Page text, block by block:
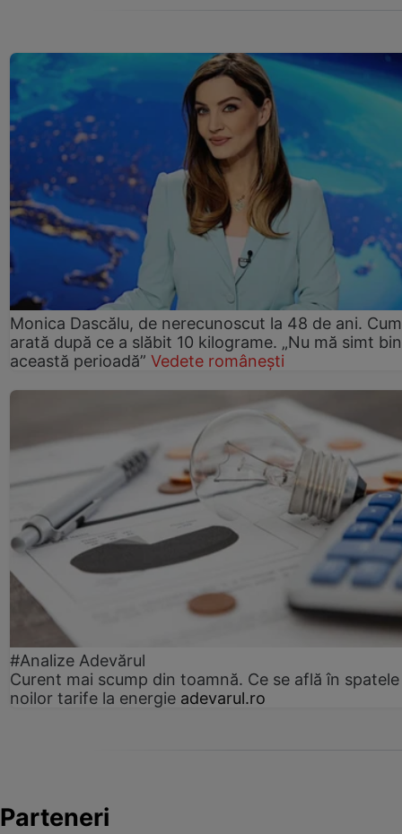
Monica Dascălu, de nerecunoscut la 48 de ani. Cum
arată după ce a slăbit 10 kilograme. „Nu mă simt
această perioadă” Vedete românești
#Analize Adevărul
Curent mai scump din toamnă. Ce se află în spatele
noilor tarife la energie adevarul.ro
Parteneri